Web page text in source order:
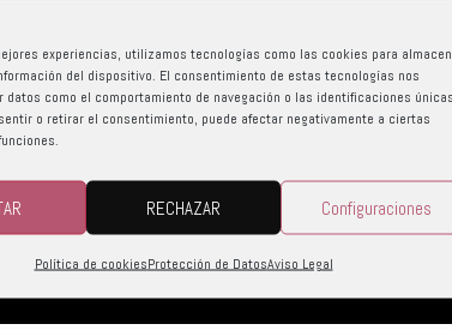
experiencias, utilizamos tecnologías como las cookies para
del dispositivo. El consentimiento de estas tecnologías nos
datos como el comportamiento de navegación o las identificaciones
o retirar el consentimiento, puede afectar negativamente a ciertas
RECHAZAR Configuraciones
Política de cookiesProtección de DatosAviso Legal